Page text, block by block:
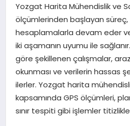
TEKNOLOJI
YAŞAM
Yozgat Harita Mühendislik ve
ölçümlerinden başlayan süreç,
hesaplamalarla devam eder
iki aşamanın uyumu ile
göre şekillenen çalışmalar,
okunması ve verilerin hassas
ilerler. Yozgat harita
kapsamında GPS ölçümleri,
sınır tespiti gibi işlemler